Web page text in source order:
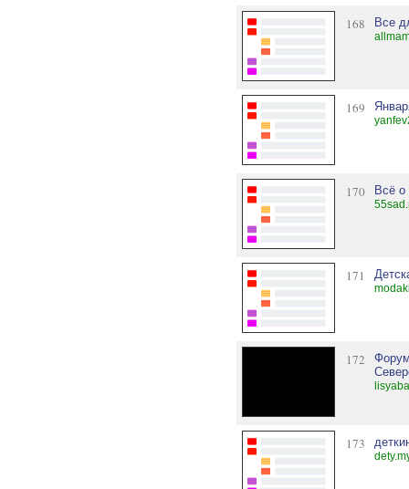
168 Все
169
170 Всё о
171
172
173